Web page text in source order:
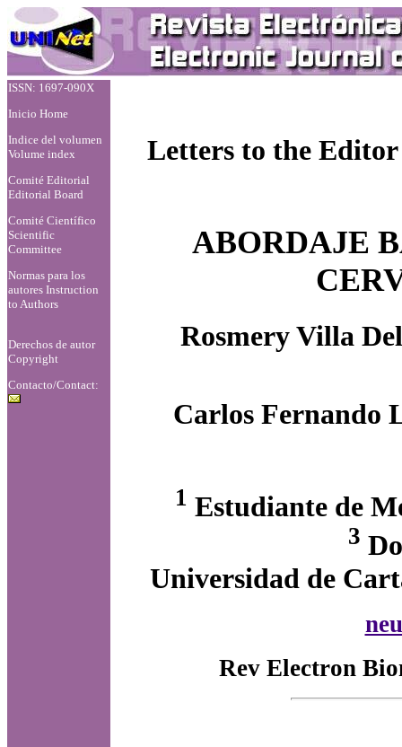
ISSN: 1697-090X
Inicio Home
Indice del volumen
Volume index
Comité Editorial
Editorial Board
Comité Científico
Scientific
Committee
Normas para los
autores Instruction
to Authors
Derechos de autor
Copyright
Contacto/Contact:
Letters to the
ABORDAJE
Rosmery Villa
Carlos Fernando
1 Estudiante de
3
Universidad de
Rev Electron